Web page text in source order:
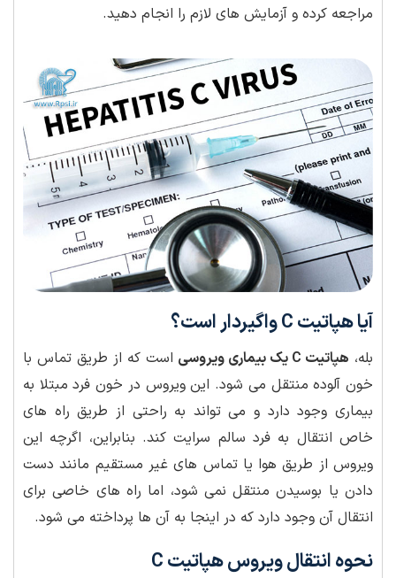
مراجعه کرده و آزمایش های لازم را انجام دهید.
آیا هپاتیت C واگیردار است؟
بله، هپاتیت C یک بیماری ویروسی
است که از طریق تماس با
خون آلوده منتقل می شود. این ویروس در خون فرد مبتلا به
بیماری وجود دارد و می تواند به راحتی از طریق راه های
خاص انتقال به فرد سالم سرایت کند. بنابراین، اگرچه این
ویروس از طریق هوا یا تماس های غیر مستقیم مانند دست
دادن یا بوسیدن منتقل نمی شود، اما راه های خاصی برای
انتقال آن وجود دارد که در اینجا به آن ها پرداخته می شود.
نحوه انتقال ویروس هپاتیت C